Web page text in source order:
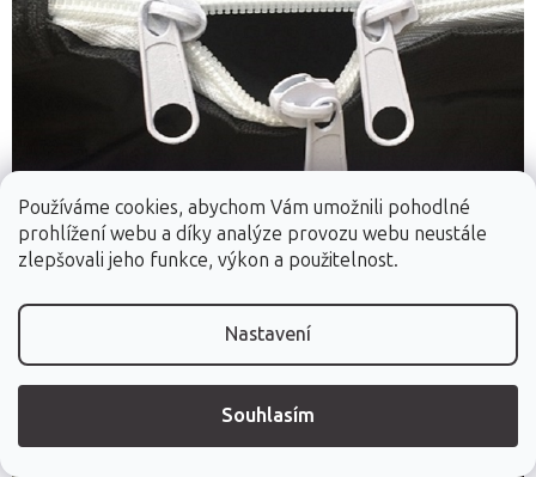
Používáme cookies, abychom Vám umožnili pohodlné
prohlížení webu a díky analýze provozu webu neustále
zlepšovali jeho funkce, výkon a použitelnost.
Nastavení
Souhlasím
Lepší případ, kdy přijde o jeden díl více než méně...